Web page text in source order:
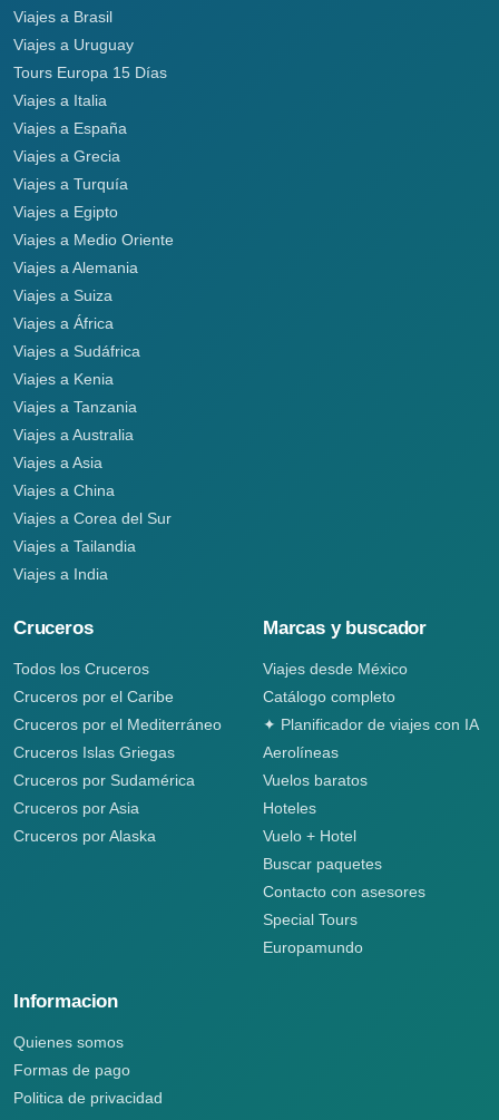
Viajes a Brasil
Viajes a Uruguay
Tours Europa 15 Días
Viajes a Italia
Viajes a España
Viajes a Grecia
Viajes a Turquía
Viajes a Egipto
Viajes a Medio Oriente
Viajes a Alemania
Viajes a Suiza
Viajes a África
Viajes a Sudáfrica
Viajes a Kenia
Viajes a Tanzania
Viajes a Australia
Viajes a Asia
Viajes a China
Viajes a Corea del Sur
Viajes a Tailandia
Viajes a India
Cruceros
Todos los Cruceros
Cruceros por el Caribe
Cruceros por el Mediterráneo
Cruceros Islas Griegas
Cruceros por Sudamérica
Cruceros por Asia
Cruceros por Alaska
Marcas y buscador
Viajes desde México
Catálogo completo
✦ Planificador de viajes con IA
Aerolíneas
Vuelos baratos
Hoteles
Vuelo + Hotel
Buscar paquetes
Contacto con asesores
Special Tours
Europamundo
Informacion
Quienes somos
Formas de pago
Politica de privacidad